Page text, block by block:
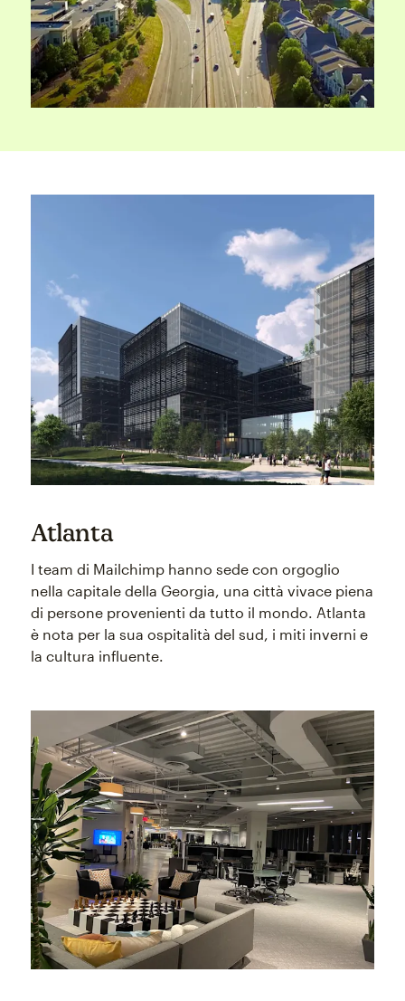
Atlanta
I team di Mailchimp hanno sede con orgoglio
nella capitale della Georgia, una città vivace piena
di persone provenienti da tutto il mondo. Atlanta
è nota per la sua ospitalità del sud, i miti inverni e
la cultura influente.